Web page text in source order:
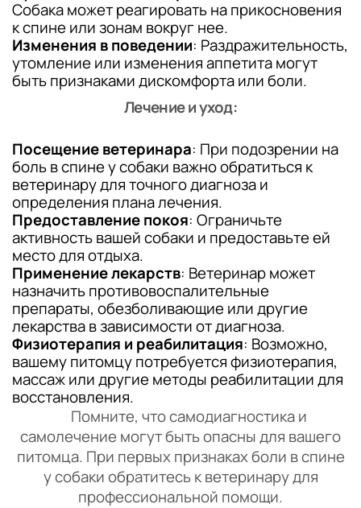
Собака может реагировать на прикосновения
к спине или зонам вокруг нее.
Изменения в поведении: Раздражительность,
утомление или изменения аппетита могут
быть признаками дискомфорта или боли.
Лечение и уход:
Посещение ветеринара: При подозрении на
боль в спине у собаки важно обратиться к
ветеринару для точного диагноза и
определения плана лечения.
Предоставление покоя: Ограничьте
активность вашей собаки и предоставьте ей
место для отдыха.
Применение лекарств: Ветеринар может
назначить противовоспалительные
препараты, обезболивающие или другие
лекарства в зависимости от диагноза.
Физиотерапия и реабилитация: Возможно,
вашему питомцу потребуется физиотерапия,
массаж или другие методы реабилитации для
восстановления.
Помните, что самодиагностика и
самолечение могут быть опасны для вашего
питомца. При первых признаках боли в спине
у собаки обратитесь к ветеринару для
профессиональной помощи.